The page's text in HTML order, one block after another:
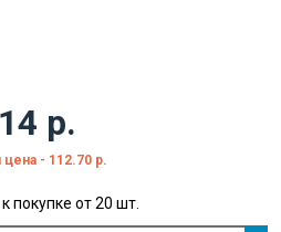
р.
цена - 112.70 р.
покупке от 20 шт.